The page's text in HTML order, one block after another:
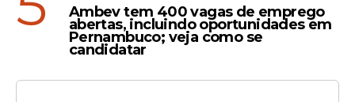
Ambev tem 400 vagas de emprego
abertas, incluindo oportunidades em
Pernambuco; veja como se
candidatar